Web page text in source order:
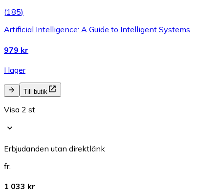
(185)
Artificial Intelligence: A Guide to Intelligent Systems
979 kr
I lager
Till butik
Visa 2 st
Erbjudanden utan direktlänk
fr.
1 033 kr